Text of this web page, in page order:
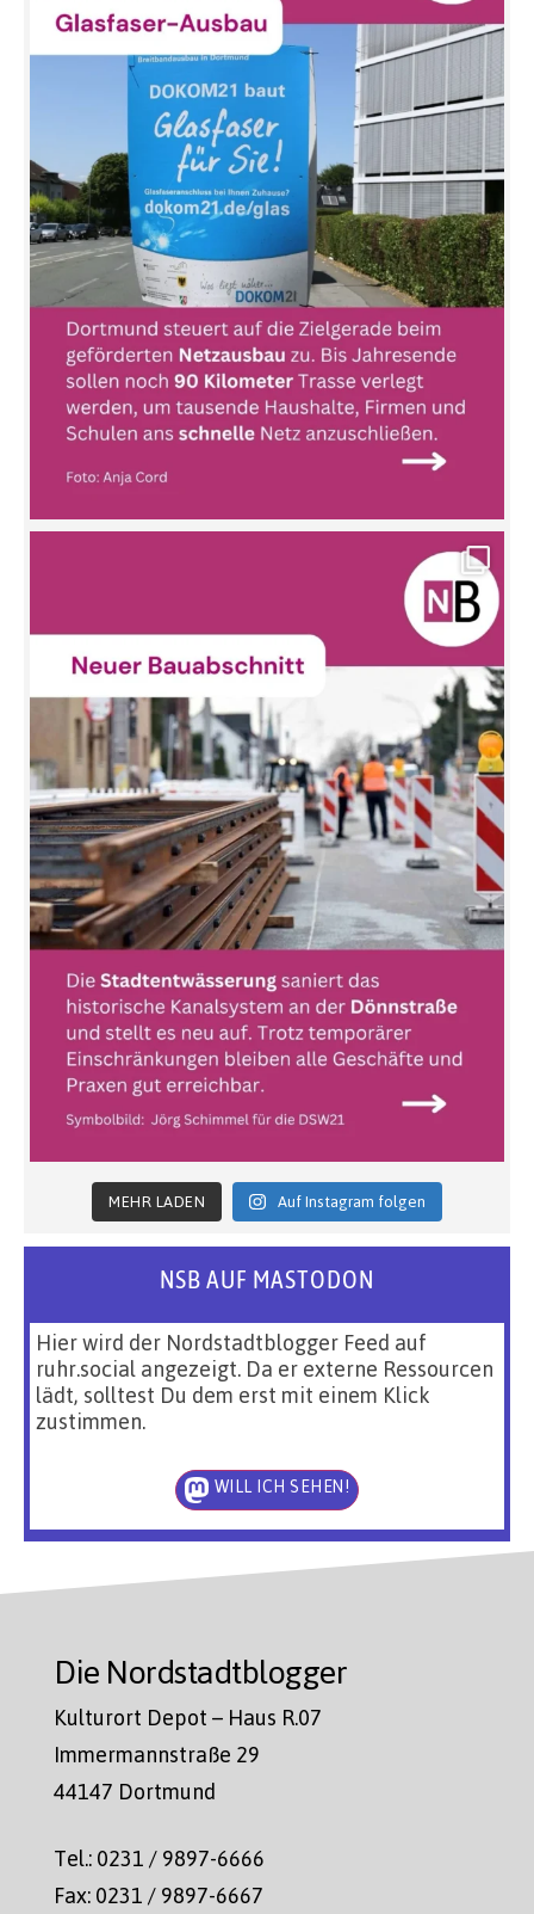
MEHR LADEN Auf Instagram folgen
NSB AUF MASTODON
Hier wird der Nordstadtblogger Feed auf
ruhr.social angezeigt. Da er externe Ressourcen
lädt, solltest Du dem erst mit einem Klick
zustimmen.
WILL ICH SEHEN!
Die Nordstadtblogger
Kulturort Depot – Haus R.07
Immermannstraße 29
44147 Dortmund
Tel.: 0231 / 9897-6666
Fax: 0231 / 9897-6667